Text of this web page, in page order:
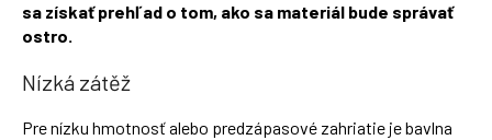
sa získať prehľad o tom, ako sa materiál bude správať
ostro.
Nízká zátěž
Pre nízku hmotnosť alebo predzápasové zahriatie je bavlna